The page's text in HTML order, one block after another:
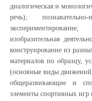
диалогическая и
речь); познавательно-
экспериментирование;
изобразительная
конструирование из
материалов по образцу,
(основные виды
общеразвивающие и
элементы спортивных игр